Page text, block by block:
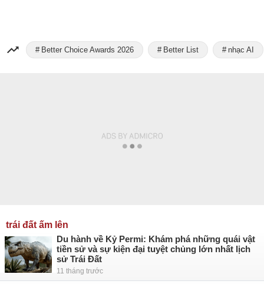
Better Choice Awards 2026 Better List nhạc AI
trái đất ấm lên
Du hành về Kỷ Permi: Khám phá những quái vật
tiền sử và sự kiện đại tuyệt chủng lớn nhất lịch
sử Trái Đất
11 tháng trước